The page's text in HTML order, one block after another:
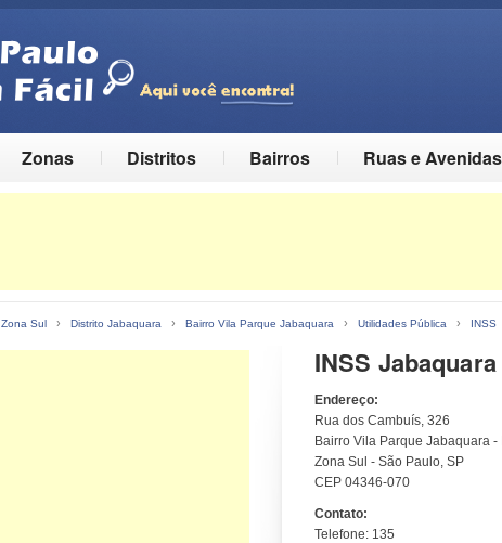
Zonas Distritos Bairros Ruas e Avenidas
Zona Sul › Distrito Jabaquara › Bairro Vila Parque Jabaquara › Utilidades Pública › INSS
INSS
Endereço:
Rua dos Cambuís, 326
Bairro Vila Parque Jabaquara
Zona Sul - São Paulo, SP
CEP 04346-070
Contato:
Telefone: 135